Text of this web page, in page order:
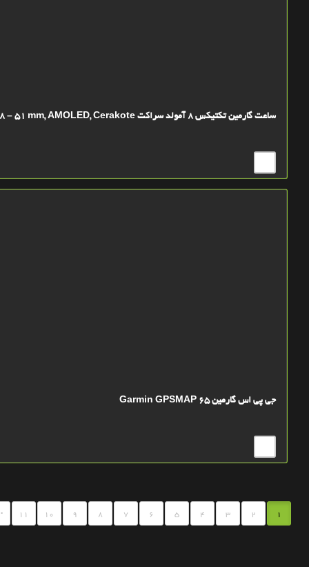
ساعت گارمین تکتیکس 8 آمولد سراکت Garmin Tactix 8 – 51 mm, AMOLED, Cerakote
جی پی اس گارمین Garmin GPSMAP 65
1
2
3
4
5
6
7
8
9
10
11